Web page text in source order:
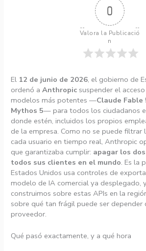
0
Valora la Publicació
n
El 12 de junio de 2026, el gobierno de
ordenó aAnthropic suspender el
modelos más potentes —Claude Fable
Mythos 5— para todos los ciudadanos
donde estén, incluidos los propios
de la empresa. Como no se puede filtrar
cada usuario en tiempo real, Anthropic
que garantizaba cumplir: apagar los
todos sus clientes en el mundo. Es la
Estados Unidos usa controles de
modelo de IA comercial ya desplegado,
construimos sobre estas APIs en la
sobre qué tan frágil puede ser depender
proveedor.
Qué pasó exactamente, y a qué hora